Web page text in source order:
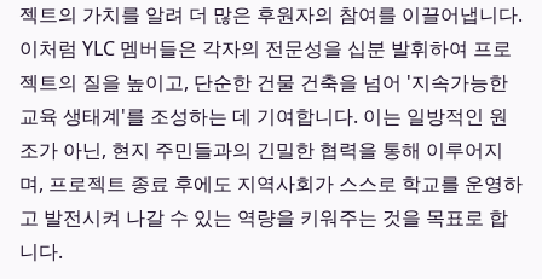
젝트의 가치를 알려 더 많은 후원자의 참여를 이끌어냅니다.
이처럼 YLC 멤버들은 각자의 전문성을 십분 발휘하여 프로
젝트의 질을 높이고, 단순한 건물 건축을 넘어 '지속가능한
교육 생태계'를 조성하는 데 기여합니다. 이는 일방적인 원
조가 아닌, 현지 주민들과의 긴밀한 협력을 통해 이루어지
며, 프로젝트 종료 후에도 지역사회가 스스로 학교를 운영하
고 발전시켜 나갈 수 있는 역량을 키워주는 것을 목표로 합
니다.